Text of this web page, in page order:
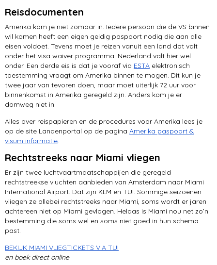
Reisdocumenten
Amerika kom je niet zomaar in. Iedere persoon die de VS binnen
wil komen heeft een eigen geldig paspoort nodig die aan alle
eisen voldoet. Tevens moet je reizen vanuit een land dat valt
onder het visa waiver programma. Nederland valt hier wel
onder. Een derde eis is dat je vooraf via ESTA elektronisch
toestemming vraagt om Amerika binnen te mogen. Dit kun je
twee jaar van tevoren doen, maar moet uiterlijk 72 uur voor
binnenkomst in Amerika geregeld zijn. Anders kom je er
domweg niet in.
Alles over reispapieren en de procedures voor Amerika lees je
op de site Landenportal op de pagina Amerika paspoort &
visum informatie.
Rechtstreeks naar Miami vliegen
Er zijn twee luchtvaartmaatschappijen die geregeld
rechtstreekse vluchten aanbieden van Amsterdam naar Miami
International Airport. Dat zijn KLM en TUI. Sommige seizoenen
vliegen ze allebei rechtstreeks naar Miami, soms wordt er jaren
achtereen niet op Miami gevlogen. Helaas is Miami nou net zo’n
bestemming die soms wel en soms niet goed in hun schema
past.
BEKIJK MIAMI VLIEGTICKETS VIA TUI
en boek direct online